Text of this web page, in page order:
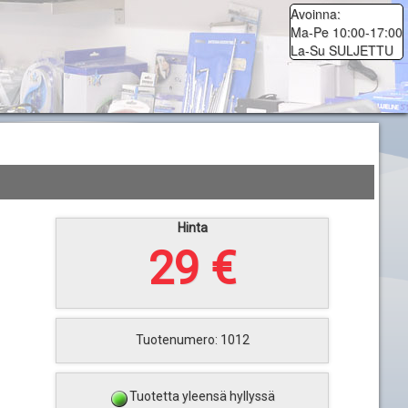
Avoinna:
Ma-Pe 10:00-17:00
La-Su SULJETTU
Hinta
29 €
Tuotenumero: 1012
Tuotetta yleensä hyllyssä